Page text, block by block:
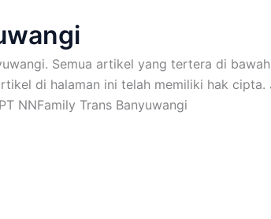
Semua artikel yang tertera di
di halaman ini telah memiliki hak
NNFamily Trans Banyuwangi